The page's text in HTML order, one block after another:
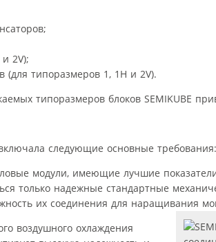
2V);
(для типоразмеров 1, 1Н и 2V).
типоразмеров блоков SEMIKUBE
следующие основные требования:
модули, имеющие лучшие
только надежные стандартные
их соединения для наращивания
воздушного охлаждения